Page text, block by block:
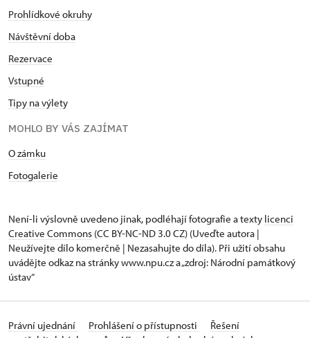
Prohlídkové okruhy
Návštěvní doba
Rezervace
Vstupné
Tipy na výlety
MOHLO BY VÁS ZAJÍMAT
O zámku
Fotogalerie
Není-li výslovně uvedeno jinak, podléhají fotografie a texty licenci
Creative Commons (CC BY-NC-ND 3.0 CZ) (Uveďte autora |
Neužívejte dílo komerčně | Nezasahujte do díla). Při užití obsahu
uvádějte odkaz na stránky www.npu.cz a „zdroj: Národní památkový
ústav“
Právní ujednání Prohlášení o přístupnosti
Řešení